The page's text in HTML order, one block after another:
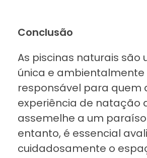
Conclusão
As piscinas naturais são
única e ambientalmente
responsável para quem
experiência de natação
assemelhe a um
entanto, é essencial
cuidadosamente o